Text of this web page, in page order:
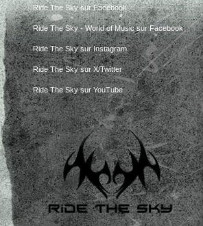
Ride The Sky sur Facebook
Ride The Sky - World of Music sur Facebook
Ride The Sky sur Instagram
Ride The Sky sur X/Twitter
Ride The Sky sur YouTube